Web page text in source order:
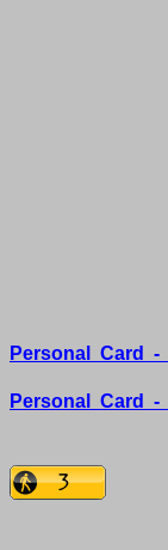
Personal Card -
Personal Card -